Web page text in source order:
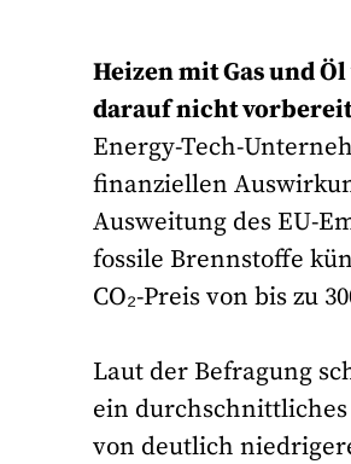
Heizen mit Gas und
darauf nicht
Energy-Tech-
finanziellen
Ausweitung des EU-
fossile Brennstoffe
CO₂-Preis von bis zu
Laut der Befragung
ein
von deutlich